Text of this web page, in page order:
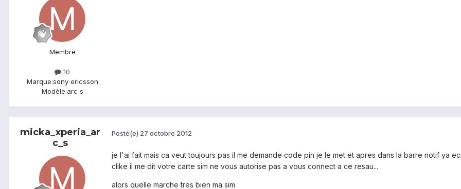
Membre
10
Marque:sony ericsson
Modèle:arc s
micka_xperia_ar
c_s
Posté(e) 27 octobre 2012
je l'ai fait mais ca veut toujours pas il me demande code pin je le met et apres dans la barre notif ya
clike il me dit votre carte sim ne vous autorise pas a vous connect a ce resau...
alors quelle marche tres bien ma sim